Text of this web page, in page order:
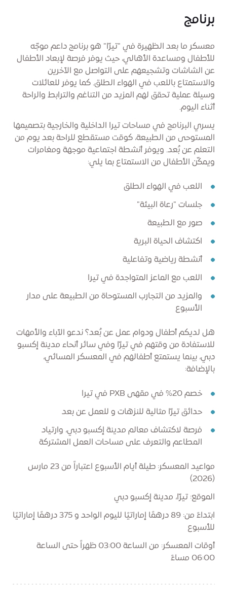
برنامج
معسكر ما بعد الظهيرة في "تيرّا" هو برنامج داعم موجّه
للأطفال ومساعدة الأهالي، حيث يوفر فرصة لإبعاد الأطفال
عن الشاشات وتشجيعهم على التواصل مع الآخرين
والاستمتاع باللعب في الهواء الطلق. كما يوفر للعائلات
وسيلة عملية تحقق لهم المزيد من التناغم والترابط والراحة
أثناء اليوم.
يسري البرنامج في مساحات تيرا الداخلية والخارجية بتصميمها
المستوحى من الطبيعة، كوقت مستقطع للراحة بعد يوم من
التعلم عن بُعد. ويوفر أنشطة اجتماعية موجهة ومغامرات
ويمكّن الأطفال من الاستمتاع بما يلي:
اللعب في الهواء الطلق
جلسات "رعاة البيئة"
صور مع الطبيعة
اكتشاف الحياة البرية
أنشطة رياضية وتفاعلية
اللعب مع الماعز المتواجدة في تيرا
والمزيد من التجارب المستوحاة من الطبيعة على مدار
الأسبوع
هل لديكم أطفال ودوام عمل عن بُعد؟ ندعو الآباء والأمهات
للاستفادة من وقتهم في تيرّا وفي سائر أنحاء مدينة إكسبو
دبي، بينما يستمتع أطفالهم في المعسكر المسائي،
بالإضافة:
خصم 20% في مقهى PXB في تيرا
حدائق تيرّا مثالية للنزهات و للعمل عن بعد
فرصة لاكتشاف معالم مدينة إكسبو دبي، وارتياد
المطاعم والتعرف على مساحات العمل المشتركة
مواعيد المعسكر: طيلة أيام الأسبوع اعتباراً من 23 مارس
(2026)
الموقع: تيرّا، مدينة إكسبو دبي
ابتداءً من: 89 درهمًا إماراتيًا لليوم الواحد و 375 درهمًا إماراتيًا
للأسبوع
أوقات المعسكر: من الساعة 03:00 ظهراً حتى الساعة
06:00 مساءً